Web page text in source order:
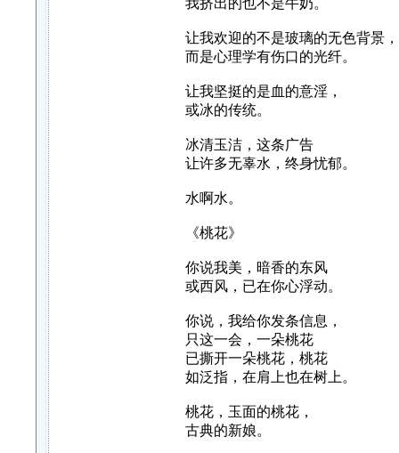
我挤出的也不是牛奶。
让我欢迎的不是玻璃的无色背景，
而是心理学有伤口的光纤。
让我坚挺的是血的意淫，
或冰的传统。
冰清玉洁，这条广告
让许多无辜水，终身忧郁。
水啊水。
《桃花》
你说我美，暗香的东风
或西风，已在你心浮动。
你说，我给你发条信息，
只这一会，一朵桃花
已撕开一朵桃花，桃花
如泛指，在肩上也在树上。
桃花，玉面的桃花，
古典的新娘。